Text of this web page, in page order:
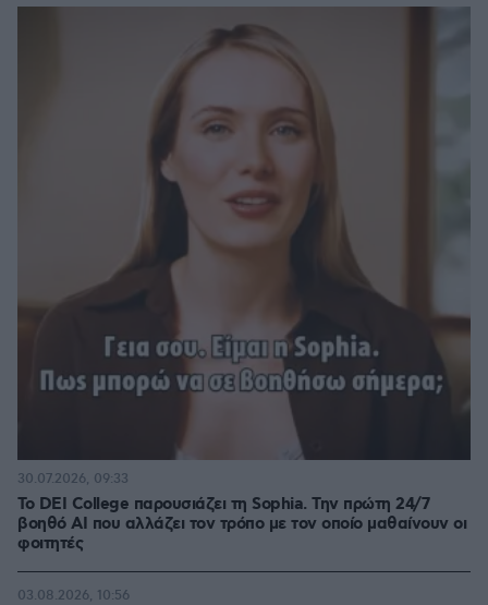
Το DEI College παρουσιάζει τη Sophia. Την πρώτη 24/7
βοηθό AI που αλλάζει τον τρόπο με τον οποίο μαθαίνουν οι
φοιτητές
30.07.2026, 09:33
03.08.2026, 10:56